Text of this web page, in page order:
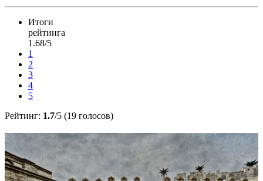
Итоги
рейтинга
1.68/5
1
2
3
4
5
Рейтинг: 1.7/5 (19 голосов)